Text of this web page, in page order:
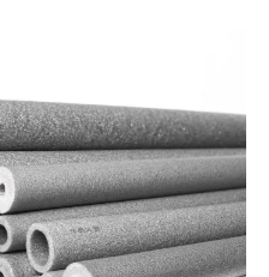
МНЕ
персональных
сполитикой